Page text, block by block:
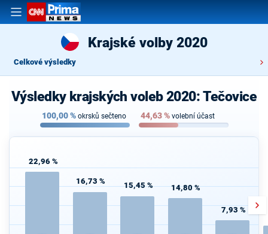
Krajské volby 2020
Celkové výsledky
Výsledky krajských voleb 2020: Tečovice
100,00% okrsků sečteno 44,63% volební účast
22,96 %
16,73 % 15,45 % 14,80 %
7,93 %